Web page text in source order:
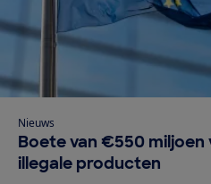
Nieuws
Boete van €550 miljoen
illegale producten